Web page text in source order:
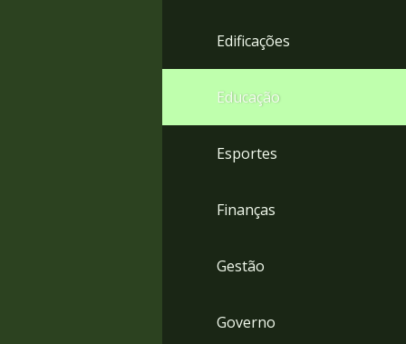
Edificações
Educação
Esportes
Finanças
Gestão
Governo